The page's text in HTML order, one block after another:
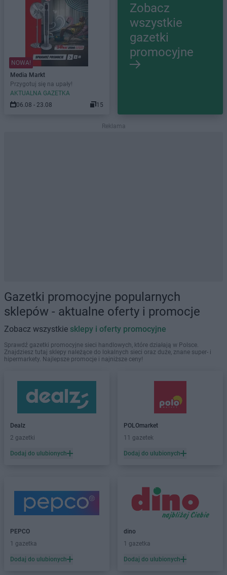
NOWA!
Media Markt
Przygotuj się na upały!
AKTUALNA GAZETKA
06.08 - 23.08
15
Zobacz
wszystkie
gazetki
promocyjne
Reklama
Gazetki promocyjne popularnych
sklepów - aktualne oferty i promocje
Zobacz wszystkie sklepy i oferty promocyjne
Sprawdź gazetki promocyjne sieci handlowych, które działają w Polsce.
Znajdziesz tutaj sklepy należące do lokalnych sieci oraz duże, znane super- i
hipermarkety. Najlepsze promocje i najniższe ceny!
Dealz
2 gazetki
Dodaj do ulubionych
POLOmarket
11 gazetek
Dodaj do ulubionych
PEPCO
1 gazetka
Dodaj do ulubionych
dino
1 gazetka
Dodaj do ulubionych